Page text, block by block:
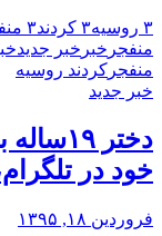
۳ روسیه ۳ کردند ۳ منفجر
منفجر خبر خبر جدید
منفجر کردند روسیه
خبر جدید
دختر
خود در
فروردین ۱۸, ۱۳۹۵